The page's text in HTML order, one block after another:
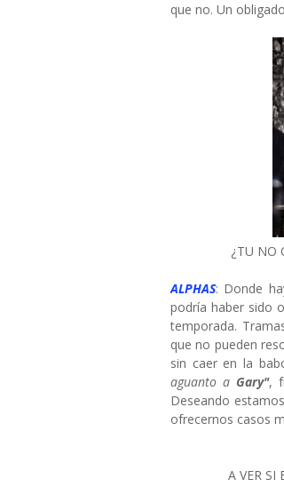
que no. Un obligado
¿TU NO
ALPHAS: Donde
podría haber sido
temporada.
que no pueden
sin caer en la
aguanto a Gary",
Deseando
ofrecernos casos
A VER SI